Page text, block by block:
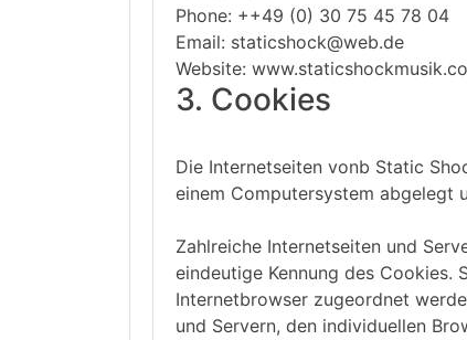
Phone: ++49 (0) 30 75 45 78 04
Email: staticshock@web.de
Website:
3. Cookies
Die Internetseiten vonb Static
einem Computersystem abgelegt
Zahlreiche Internetseiten und
eindeutige Kennung des Cookies.
Internetbrowser zugeordnet
und Servern, den individuellen